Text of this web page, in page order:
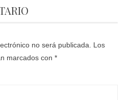
no será publicada.
Los
marcados con *